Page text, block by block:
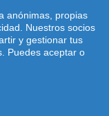
Y
anónimas, propias
Nuestros socios
y gestionar tus
Puedes aceptar o